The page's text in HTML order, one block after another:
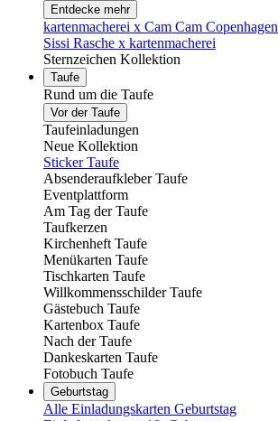
Entdecke mehr
kartenmacherei x Cam Cam Copenhagen
Sissi Rasche x kartenmacherei
Sternzeichen Kollektion
Taufe
Rund um die Taufe
Vor der Taufe
Taufeinladungen
Neue Kollektion
Sticker Taufe
Absenderaufkleber Taufe
Eventplattform
Am Tag der Taufe
Taufkerzen
Kirchenheft Taufe
Menükarten Taufe
Tischkarten Taufe
Willkommensschilder Taufe
Gästebuch Taufe
Kartenbox Taufe
Nach der Taufe
Dankeskarten Taufe
Fotobuch Taufe
Geburtstag
Alle Einladungskarten Geburtstag